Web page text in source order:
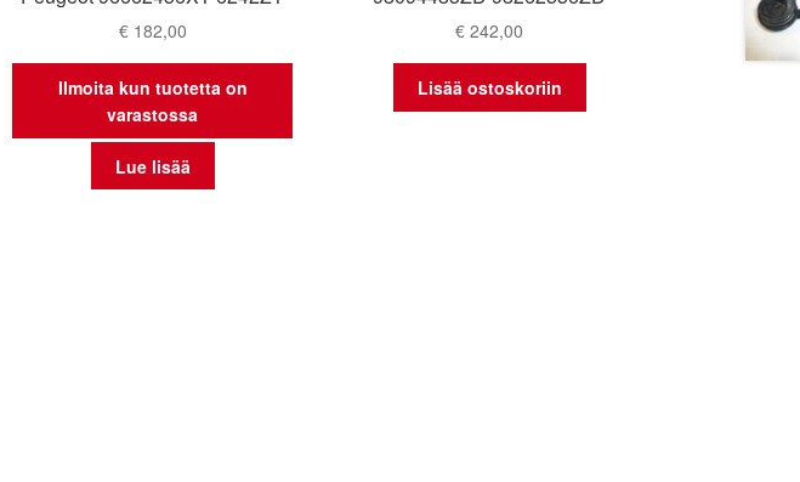
€182,00
Ilmoita kun tuotetta on
varastossa
Lue lisää
€ 242,00
Lisää ostoskoriin